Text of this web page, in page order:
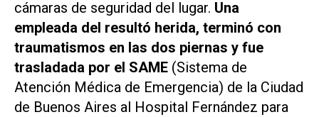
cámaras de seguridad del lugar. Una
empleada del resultó herida, terminó con
traumatismos en las dos piernas y fue
trasladada por el SAME (Sistema de
Atención Médica de Emergencia) de la Ciudad
de Buenos Aires al Hospital Fernández para